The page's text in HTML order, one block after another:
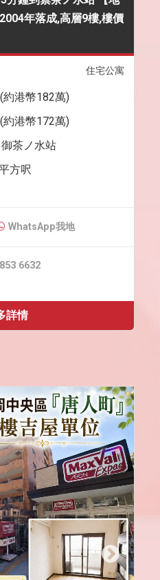
年落成,高層9樓,樓價
住宅公寓
約港幣182萬)
約港幣172萬)
茶ノ水站
方呎
WhatsApp我地
6632
詳情